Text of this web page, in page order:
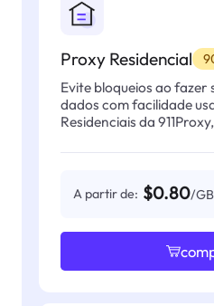
Proxy Residencial
Evite bloqueios ao fazer
dados com facilidade
Residenciais da
A partir de: $0.80/GB